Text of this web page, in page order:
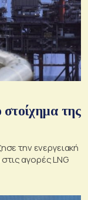
της
την ενεργειακή
αγορές LNG